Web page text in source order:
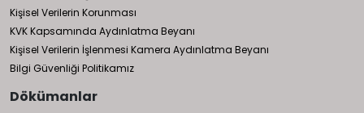
Kişisel Verilerin Korunması
KVK Kapsamında Aydınlatma Beyanı
Kişisel Verilerin İşlenmesi Kamera Aydınlatma Beyanı
Bilgi Güvenliği Politikamız
Dökümanlar